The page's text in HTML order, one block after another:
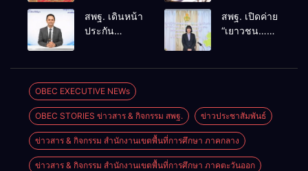
ศธ. ร่วมพิธี
สวดอภิธรรม
รุนแรงใน
โรงเรียน
พร้อมให้กำลัง
ใจครอบครัว
มาตรการ
ความปลอดภัย
ดูแลความ
สพฐ. เดินหน้า
ประกัน
บริบทจริง–คน
ตัดสินใจ” ยก
ระดับคุณภาพ
การศึกษา
อย่างเป็นรูป
ธรรม
สพฐ. เปิดค่าย
“เยาวชน…
ทรัพยากรธรรมชาติ
สืบสาน 3
รักษ์
OBEC EXECUTIVE NEWs
OBEC STORIES ข่าวสาร & กิจกรรม สพฐ. ข่าวประชาสัมพันธ์
ข่าวสาร & กิจกรรม สำนักงานเขตพื้นที่การศึกษา ภาคกลาง
ข่าวสาร & กิจกรรม สำนักงานเขตพื้นที่การศึกษา ภาคตะวันออก